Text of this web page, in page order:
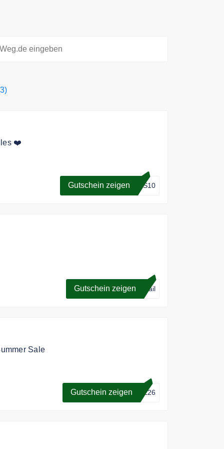
❤️
Gutschein zeigen WS10
Gutschein zeigen Mail
Sale
Gutschein zeigen LE26